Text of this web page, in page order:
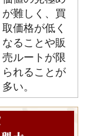
が難しく、買
取価格が低く
なることや販
売ルートが限
られることが
多い。